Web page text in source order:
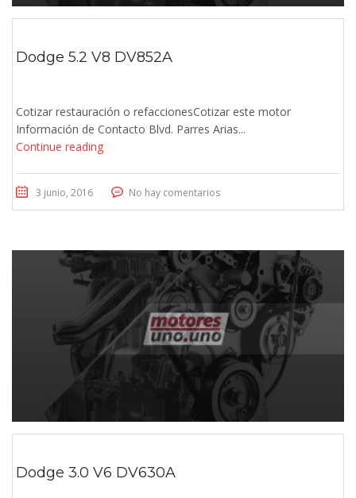
Dodge 5.2 V8 DV852A
Cotizar restauración o refaccionesCotizar este motor
Información de Contacto Blvd. Parres Arias...
Continue reading
3 junio, 2016 No hay comentarios
Dodge 3.0 V6 DV630A